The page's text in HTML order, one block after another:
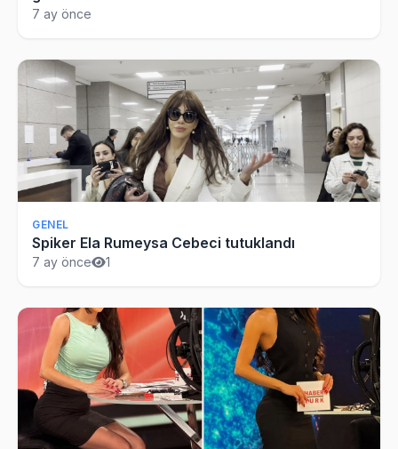
7 ay önce
GENEL
Spiker Ela Rumeysa Cebeci tutuklandı
7 ay önce 1